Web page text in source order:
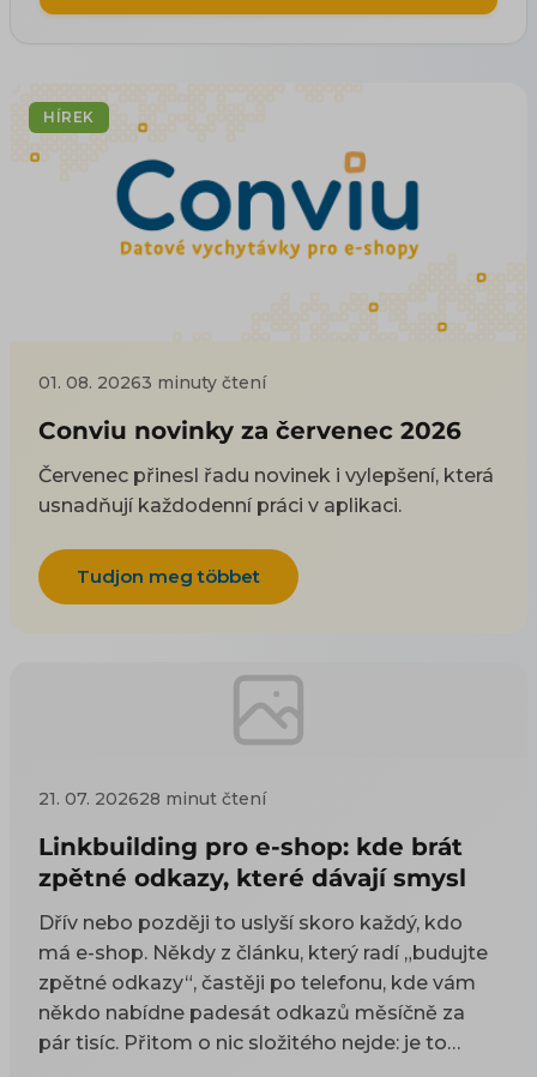
HÍREK
01. 08. 20263 minuty čtení
Conviu novinky za červenec 2026
Červenec přinesl řadu novinek i vylepšení, která
usnadňují každodenní práci v aplikaci.
Tudjon meg többet
21. 07. 202628 minut čtení
Linkbuilding pro e-shop: kde brát
zpětné odkazy, které dávají smysl
Dřív nebo později to uslyší skoro každý, kdo
má e-shop. Někdy z článku, který radí „budujte
zpětné odkazy“, častěji po telefonu, kde vám
někdo nabídne padesát odkazů měsíčně za
pár tisíc. Přitom o nic složitého nejde: je to